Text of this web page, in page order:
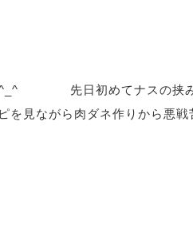
す^_^ 先日初めてナスの挟
を見ながら肉ダネ作りから悪戦